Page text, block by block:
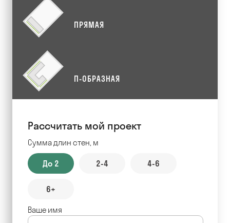
ПРЯМАЯ
П-ОБРАЗНАЯ
Рассчитать мой проект
Сумма длин стен, м
До 2 2-4 4-6
6+
Ваше имя